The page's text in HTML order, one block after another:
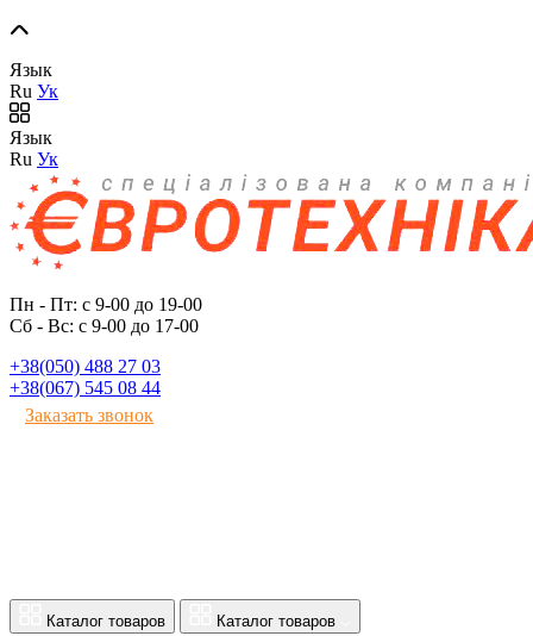
Язык
Ru Ук
Язык
Ru Ук
Пн - Пт: с 9-00 до 19-00
Сб - Вс: с 9-00 до 17-00
+38(050) 488 27 03
+38(067) 545 08 44
Заказать звонок
Каталог товаров Каталог товаров